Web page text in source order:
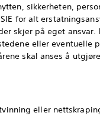
sikkerheten,
for alt
skjer på eget
eller eventuelle
skal anses å
eller